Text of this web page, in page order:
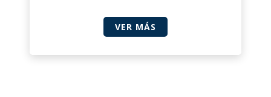
VER MÁS